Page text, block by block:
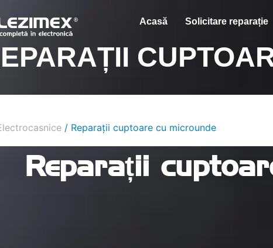
Acasă Solicitare reparație
/ Reparații cuptoare cu microunde
Reparații